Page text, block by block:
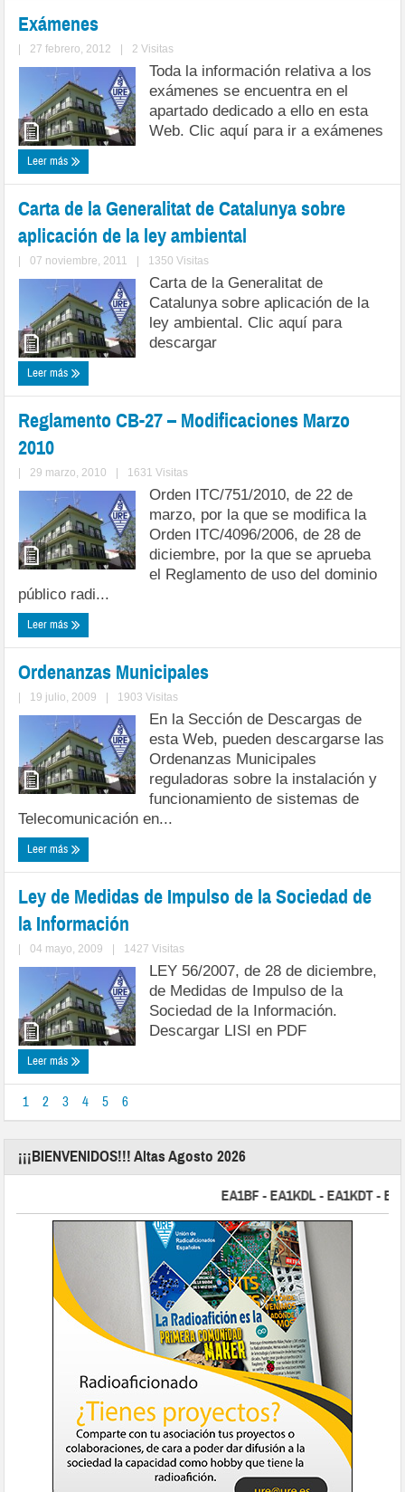
Exámenes
| 27 febrero, 2012 | 2 Visitas
Toda la información relativa a los
exámenes se encuentra en el
apartado dedicado a ello en esta
Web. Clic aquí para ir a exámenes
Leer más
Carta de la Generalitat de Catalunya sobre
aplicación de la ley ambiental
| 07 noviembre, 2011 | 1350 Visitas
Carta de la Generalitat de
Catalunya sobre aplicación de la
ley ambiental. Clic aquí para
descargar
Leer más
Reglamento CB-27 – Modificaciones Marzo
2010
| 29 marzo, 2010 | 1631 Visitas
Orden ITC/751/2010, de 22 de
marzo, por la que se modifica la
Orden ITC/4096/2006, de 28 de
diciembre, por la que se aprueba
el Reglamento de uso del dominio
público radi...
Leer más
Ordenanzas Municipales
| 19 julio, 2009 | 1903 Visitas
En la Sección de Descargas de
esta Web, pueden descargarse las
Ordenanzas Municipales
reguladoras sobre la instalación y
funcionamiento de sistemas de
Telecomunicación en...
Leer más
Ley de Medidas de Impulso de la Sociedad de
la Información
| 04 mayo, 2009 | 1427 Visitas
LEY 56/2007, de 28 de diciembre,
de Medidas de Impulso de la
Sociedad de la Información.
Descargar LISI en PDF
Leer más
1 2 3 4 5 6
¡¡¡BIENVENIDOS!!! Altas Agosto 2026
EA1BF - EA1KDL - EA1KDT -